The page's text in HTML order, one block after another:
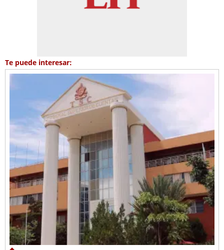
Te puede interesar: